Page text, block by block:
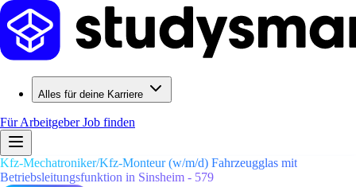
Alles für deine Karriere
Für ArbeitgeberJob finden
Kfz-Mechatroniker/Kfz-Monteur (w/m/d) Fahrzeugglas mit
Betriebsleitungsfunktion in Sinsheim - 579